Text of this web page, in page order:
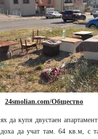
24smolian.com/Общество
да купя двустаен
да учат там. 64 кв.м, с